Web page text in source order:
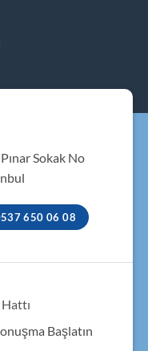
Sokak No
650 06 08
Başlatın